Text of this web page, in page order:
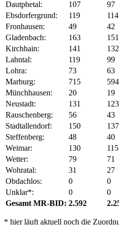
Dautphetal: 107
97
Ebsdorfergrund:
119
114
Fronhausen:
49
42
Gladenbach:
163
151
Kirchhain:
141
132
Lahntal:
119
99
Lohra:
73
63
Marburg:
715
594
Münchhausen:
20
19
Neustadt:
131
123
Rauschenberg:
56
43
Stadtallendorf:
150
137
Steffenberg:
48
40
Weimar:
130
115
Wetter:
79
71
Wohratal:
31
27
Obdachlos:
0
0
Unklar*:
0
0
Gesamt MR-BID: 2.592
* hier läuft aktuell noch die